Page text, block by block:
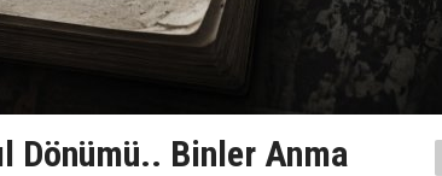
Dönümü.. Binler Anma